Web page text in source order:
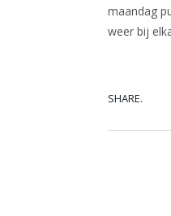
maandag
weer bij
SHARE.